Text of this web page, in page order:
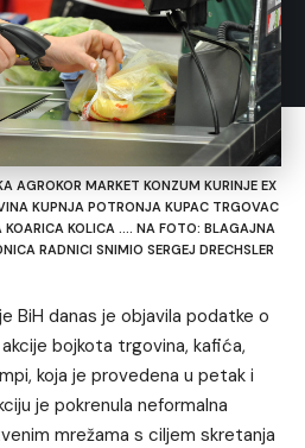
AGROKOR MARKET KONZUM KURINJE EX
KUPNJA POTRONJA KUPAC TRGOVAC
KOARICA KOLICA .... NA FOTO: BLAGAJNA
RADNICI SNIMIO SERGEJ DRECHSLER
BiH danas je objavila podatke o
bojkota trgovina, kafića,
koja je provedena u petak i
je pokrenula neformalna
mrežama s ciljem skretanja